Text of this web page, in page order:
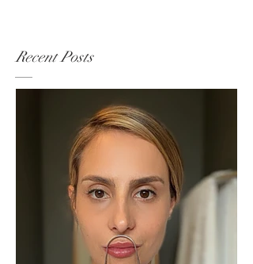
Recent Posts